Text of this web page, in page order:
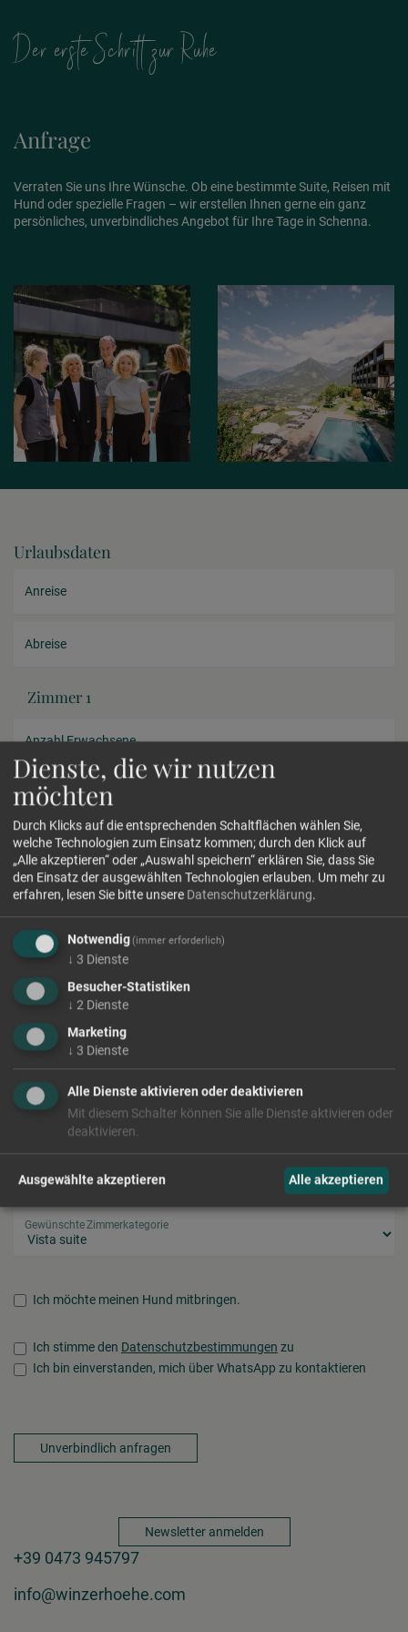
Der erste Schritt zur Ruhe
Anfrage
Verraten Sie uns Ihre Wünsche. Ob eine bestimmte Suite, Reisen mit
Hund oder spezielle Fragen – wir erstellen Ihnen gerne ein ganz
persönliches, unverbindliches Angebot für Ihre Tage in Schenna.
Urlaubsdaten
Anreise
Abreise
Zimmer 1
Anzahl Erwachsene
Anzahl Kinder
weiteres Zimmer hinzufügen +
Gastdaten
Vorname
Gewünschte Verpflegung
Gewünschte Zimmerkategorie
Ich möchte meinen Hund mitbringen.
Ich stimme den Datenschutzbestimmungen zu
Ich bin einverstanden, mich über WhatsApp zu kontaktieren
Unverbindlich anfragen
Newsletter anmelden
+39 0473 945797
info@winzerhoehe.com
Dienste, die wir nutzen
möchten
Durch Klicks auf die entsprechenden Schaltflächen wählen Sie,
welche Technologien zum Einsatz kommen; durch den Klick auf
„Alle akzeptieren“ oder „Auswahl speichern“ erklären Sie, dass Sie
den Einsatz der ausgewählten Technologien erlauben. Um mehr zu
erfahren, lesen Sie bitte unsere Datenschutzerklärung.
Notwendig (immer erforderlich)
↓ 3 Dienste
Besucher-Statistiken
↓ 2 Dienste
Marketing
↓ 3 Dienste
Alle Dienste aktivieren oder deaktivieren
Mit diesem Schalter können Sie alle Dienste aktivieren oder
deaktivieren.
Ausgewählte akzeptieren Alle akzeptieren